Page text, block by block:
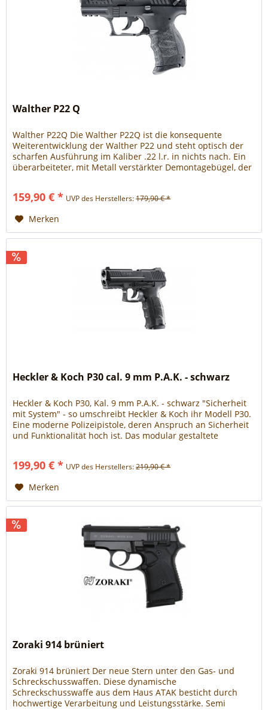
Walther P22 Q
Walther P22Q Die Walther P22Q ist die konsequente
Weiterentwicklung der Walther P22 und steht optisch der
scharfen Ausführung im Kaliber .22 l.r. in nichts nach. Ein
überarbeiteter, mit Metall verstärkter Demontagebügel, der
optimiertes Handling ist das...
159,90 € * UVP des Herstellers:179,90 € *
Merken
Heckler & Koch P30 cal. 9 mm P.A.K. - schwarz
Heckler & Koch P30, Kal. 9 mm P.A.K. - schwarz "Sicherheit
mit System" - so umschreibt Heckler & Koch ihr Modell P30.
Eine moderne Polizeipistole, deren Anspruch an Sicherheit
und Funktionalität hoch ist. Das modular gestaltete
9 mm P.A.K. ist eine exakte Replika...
199,90 € * UVP des Herstellers:219,90 € *
Merken
Zoraki 914 brüniert
Zoraki 914 brüniert Der neue Stern unter den Gas- und
Schreckschusswaffen. Diese dynamische
Schreckschusswaffe aus dem Haus ATAK besticht durch
hochwertige Verarbeitung und Leistungsstärke. Semi